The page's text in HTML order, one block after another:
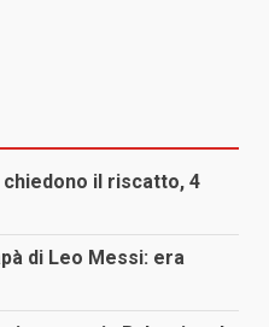
il riscatto, 4
di Leo Messi: era